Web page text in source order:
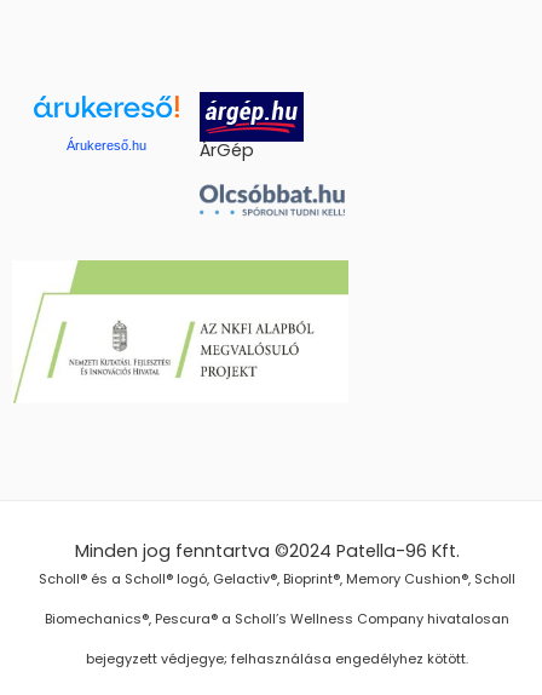
Árukereső.hu ÁrGép
Minden jog fenntartva ©2024Patella-96 Kft.
Scholl® és a Scholl® logó, Gelactiv®, Bioprint®, Memory Cushion®, Scholl
Biomechanics®, Pescura® a Scholl’s Wellness Company hivatalosan
bejegyzett védjegye; felhasználása engedélyhez kötött.